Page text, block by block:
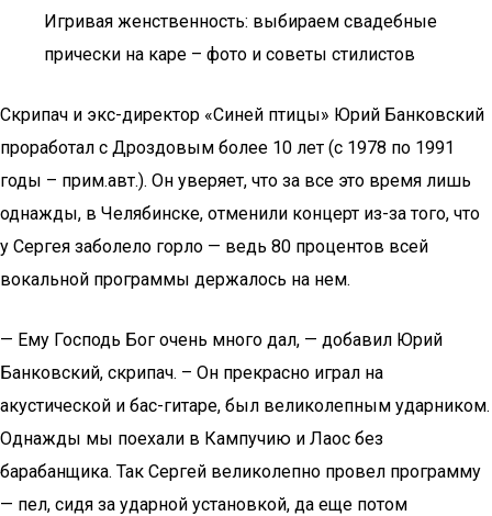
Игривая женственность: выбираем свадебные
прически на каре – фото и советы стилистов
Скрипач и экс-директор «Синей птицы» Юрий Банковский
проработал с Дроздовым более 10 лет (с 1978 по 1991
годы – прим.авт.). Он уверяет, что за все это время лишь
однажды, в Челябинске, отменили концерт из-за того, что
у Сергея заболело горло — ведь 80 процентов всей
вокальной программы держалось на нем.
— Ему Господь Бог очень много дал, — добавил Юрий
Банковский, скрипач. – Он прекрасно играл на
акустической и бас-гитаре, был великолепным ударником.
Однажды мы поехали в Кампучию и Лаос без
барабанщика. Так Сергей великолепно провел программу
— пел, сидя за ударной установкой, да еще потом